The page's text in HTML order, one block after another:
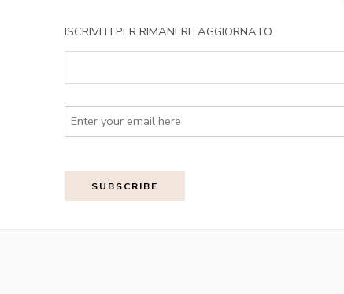
ISCRIVITI PER RIMANERE AGGIORNATO